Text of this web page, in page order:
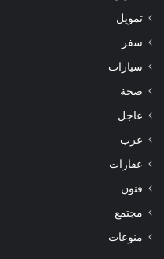
تمويل
سفر
سيارات
صحة
عاجل
عرب
عقارات
فنون
مجتمع
منوعات